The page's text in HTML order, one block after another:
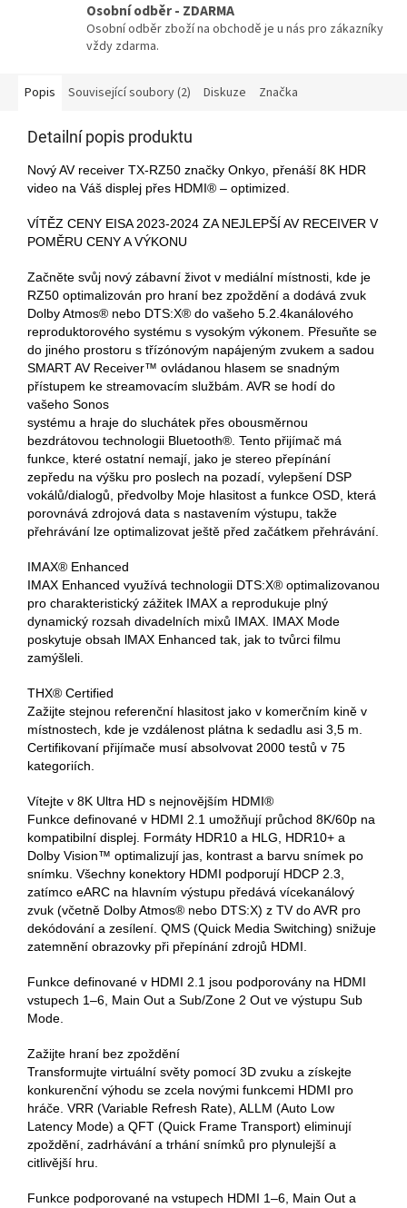
Osobní odběr - ZDARMA
Osobní odběr zboží na obchodě je u nás pro zákazníky
vždy zdarma.
Popis Související soubory (2) Diskuze Značka
Detailní popis produktu
Nový AV receiver TX-RZ50 značky Onkyo, přenáší 8K HDR
video na Váš displej přes HDMI® – optimized.
VÍTĚZ CENY EISA 2023-2024 ZA NEJLEPŠÍ AV RECEIVER V
POMĚRU CENY A VÝKONU
Začněte svůj nový zábavní život v mediální místnosti, kde je
RZ50 optimalizován pro hraní bez zpoždění a dodává zvuk
Dolby Atmos® nebo DTS:X® do vašeho 5.2.4kanálového
reproduktorového systému s vysokým výkonem. Přesuňte se
do jiného prostoru s třízónovým napájeným zvukem a sadou
SMART AV Receiver™ ovládanou hlasem se snadným
přístupem ke streamovacím službám. AVR se hodí do
vašeho Sonos
systému a hraje do sluchátek přes obousměrnou
bezdrátovou technologii Bluetooth®. Tento přijímač má
funkce, které ostatní nemají, jako je stereo přepínání
zepředu na výšku pro poslech na pozadí, vylepšení DSP
vokálů/dialogů, předvolby Moje hlasitost a funkce OSD, která
porovnává zdrojová data s nastavením výstupu, takže
přehrávání lze optimalizovat ještě před začátkem přehrávání.
IMAX® Enhanced
IMAX Enhanced využívá technologii DTS:X® optimalizovanou
pro charakteristický zážitek IMAX a reprodukuje plný
dynamický rozsah divadelních mixů IMAX. IMAX Mode
poskytuje obsah lMAX Enhanced tak, jak to tvůrci filmu
zamýšleli.
THX® Certified
Zažijte stejnou referenční hlasitost jako v komerčním kině v
místnostech, kde je vzdálenost plátna k sedadlu asi 3,5 m.
Certifikovaní přijímače musí absolvovat 2000 testů v 75
kategoriích.
Vítejte v 8K Ultra HD s nejnovějším HDMI®
Funkce definované v HDMI 2.1 umožňují průchod 8K/60p na
kompatibilní displej. Formáty HDR10 a HLG, HDR10+ a
Dolby Vision™ optimalizují jas, kontrast a barvu snímek po
snímku. Všechny konektory HDMI podporují HDCP 2.3,
zatímco eARC na hlavním výstupu předává vícekanálový
zvuk (včetně Dolby Atmos® nebo DTS:X) z TV do AVR pro
dekódování a zesílení. QMS (Quick Media Switching) snižuje
zatemnění obrazovky při přepínání zdrojů HDMI.
Funkce definované v HDMI 2.1 jsou podporovány na HDMI
vstupech 1–6, Main Out a Sub/Zone 2 Out ve výstupu Sub
Mode.
Zažijte hraní bez zpoždění
Transformujte virtuální světy pomocí 3D zvuku a získejte
konkurenční výhodu se zcela novými funkcemi HDMI pro
hráče. VRR (Variable Refresh Rate), ALLM (Auto Low
Latency Mode) a QFT (Quick Frame Transport) eliminují
zpoždění, zadrhávání a trhání snímků pro plynulejší a
citlivější hru.
Funkce podporované na vstupech HDMI 1–6, Main Out a